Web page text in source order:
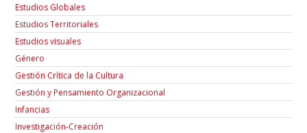
Estudios Globales
Estudios Territoriales
Estudios visuales
Género
Gestión Crítica de la Cultura
Gestión y Pensamiento Organizacional
Infancias
Investigación-Creación